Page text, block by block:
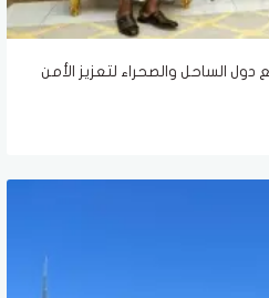
الساحل والصحراء لتعزيز الأمن